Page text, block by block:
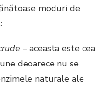
moduri de
– aceasta este cea
deoarece nu se
naturale ale